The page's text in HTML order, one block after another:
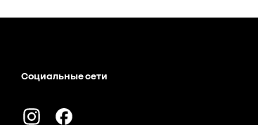
Социальные сети